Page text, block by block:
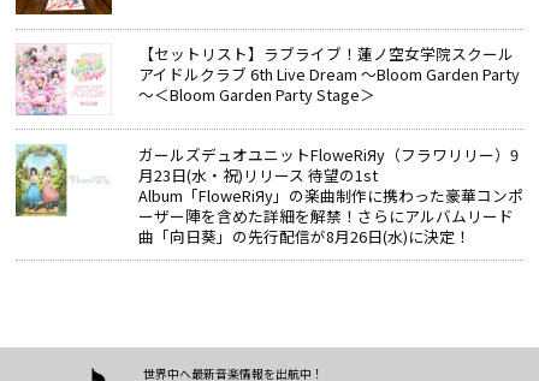
【セットリスト】ラブライブ！蓮ノ空女学院スクール
アイドルクラブ 6th Live Dream ～Bloom Garden Party
～＜Bloom Garden Party Stage＞
ガールズデュオユニットFloweRiЯy（フラワリリー）9
月23日(水・祝)リリース 待望の1st
Album「FloweRiЯy」の楽曲制作に携わった豪華コンポ
ーザー陣を含めた詳細を解禁！さらにアルバムリード
曲「向日葵」の先行配信が8月26日(水)に決定！
世界中へ最新音楽情報を出航中！